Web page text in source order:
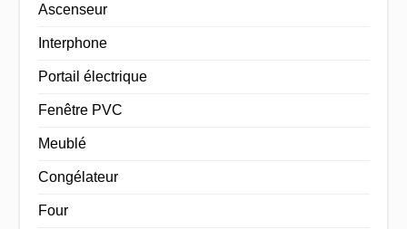
Ascenseur
Interphone
Portail électrique
Fenêtre PVC
Meublé
Congélateur
Four